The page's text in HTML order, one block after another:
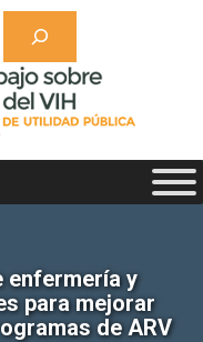
enfermería y
para mejorar
de ARV